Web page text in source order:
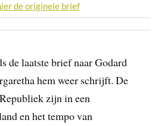
de originele brief
de laatste brief naar Godard
hem weer schrijft. De
zijn in een
en het tempo van